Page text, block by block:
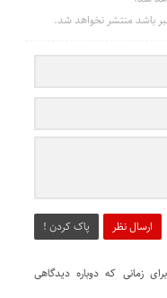
خبر باشد منتشر نخواهد شد.
ارسال نظر پاک کردن !
زمانی که دوباره دیدگاهی